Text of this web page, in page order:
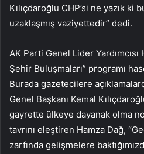
Kılıçdaroğlu CHP’si ne yazık ki
uzaklaşmış vaziyettedir” dedi.
AK Parti Genel Lider Yardımcısı
Şehir Buluşmaları” programı
Burada gazetecilere
Genel Başkanı Kemal
gayrette ülkeye dayanak olma
tavrını eleştiren Hamza Dağ,
zarfında gelişmelere